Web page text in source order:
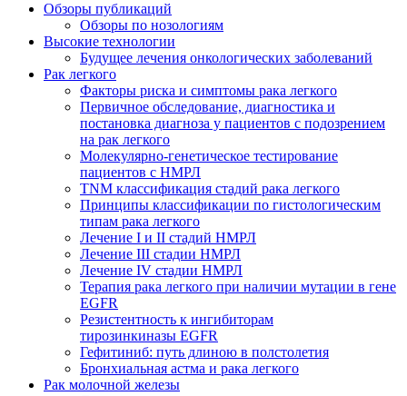
Обзоры публикаций
Обзоры по нозологиям
Высокие технологии
Будущее лечения онкологических заболеваний
Рак легкого
Факторы риска и симптомы рака легкого
Первичное обследование, диагностика и
постановка диагноза у пациентов с подозрением
на рак легкого
Молекулярно-генетическое тестирование
пациентов с НМРЛ
TNM классификация стадий рака легкого
Принципы классификации по гистологическим
типам рака легкого
Лечение I и II стадий НМРЛ
Лечение III стадии НМРЛ
Лечение IV стадии НМРЛ
Терапия рака легкого при наличии мутации в гене
EGFR
Резистентность к ингибиторам
тирозинкиназы EGFR
Гефитиниб: путь длиною в полстолетия
Бронхиальная астма и рака легкого
Рак молочной железы